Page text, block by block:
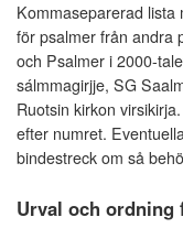
Kommaseparerad lista
för psalmer från andra
och Psalmer i 2000-
sálmmagirjje, SG
Ruotsin kirkon
efter numret.
bindestreck om så
Urval och ordning